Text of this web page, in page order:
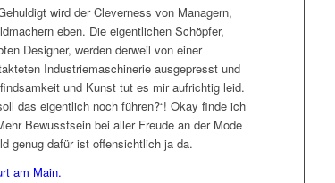
wird der Cleverness von Managern,
eben. Die eigentlichen Schöpfer,
Designer, werden derweil von einer
Industriemaschinerie ausgepresst und
und Kunst tut es mir aufrichtig leid.
das eigentlich noch führen?“! Okay finde ich
Bewusstsein bei aller Freude an der Mode
genug dafür ist offensichtlich ja da.